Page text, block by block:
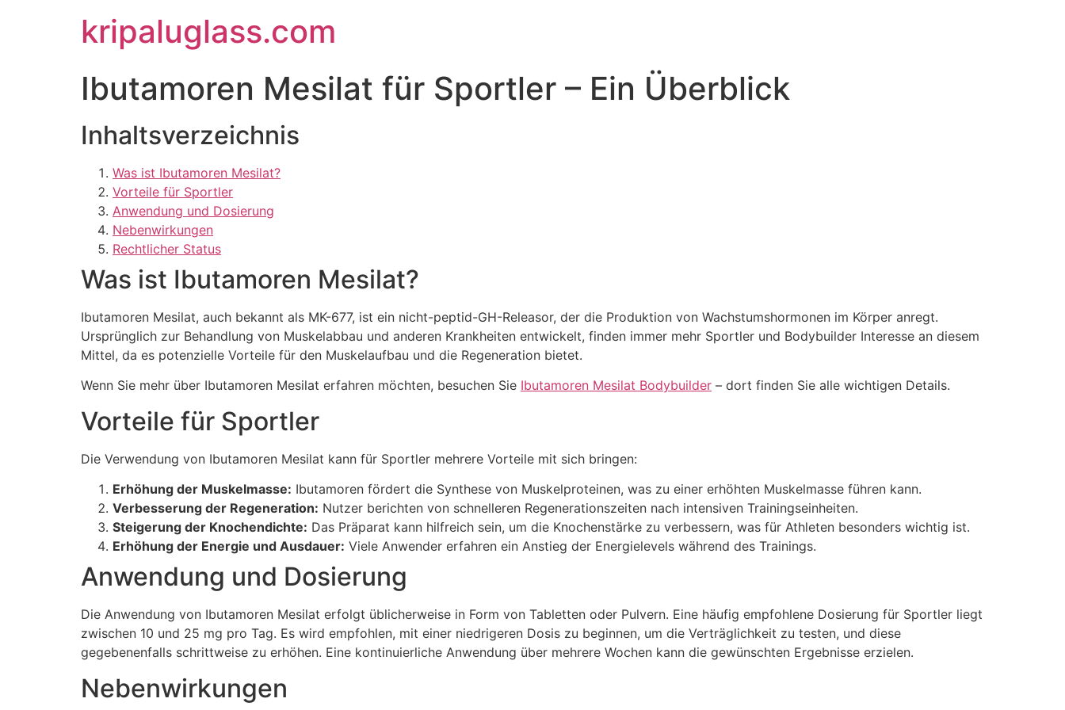
kripaluglass.com
Ibutamoren Mesilat für Sportler – Ein Überblick
Inhaltsverzeichnis
Was ist Ibutamoren Mesilat?
Vorteile für Sportler
Anwendung und Dosierung
Nebenwirkungen
Rechtlicher Status
Was ist Ibutamoren Mesilat?
Ibutamoren Mesilat, auch bekannt als MK-677, ist ein nicht-peptid-GH-Releasor, der die Produktion von Wachstumshormonen im Körper anregt.
Ursprünglich zur Behandlung von Muskelabbau und anderen Krankheiten entwickelt, finden immer mehr Sportler und Bodybuilder Interesse an diesem
Mittel, da es potenzielle Vorteile für den Muskelaufbau und die Regeneration bietet.
Wenn Sie mehr über Ibutamoren Mesilat erfahren möchten, besuchen Sie Ibutamoren Mesilat Bodybuilder – dort finden Sie alle wichtigen Details.
Vorteile für Sportler
Die Verwendung von Ibutamoren Mesilat kann für Sportler mehrere Vorteile mit sich bringen:
Erhöhung der Muskelmasse: Ibutamoren fördert die Synthese von Muskelproteinen, was zu einer erhöhten Muskelmasse führen kann.
Verbesserung der Regeneration: Nutzer berichten von schnelleren Regenerationszeiten nach intensiven Trainingseinheiten.
Steigerung der Knochendichte: Das Präparat kann hilfreich sein, um die Knochenstärke zu verbessern, was für Athleten besonders wichtig ist.
Erhöhung der Energie und Ausdauer: Viele Anwender erfahren ein Anstieg der Energielevels während des Trainings.
Anwendung und Dosierung
Die Anwendung von Ibutamoren Mesilat erfolgt üblicherweise in Form von Tabletten oder Pulvern. Eine häufig empfohlene Dosierung für Sportler liegt
zwischen 10 und 25 mg pro Tag. Es wird empfohlen, mit einer niedrigeren Dosis zu beginnen, um die Verträglichkeit zu testen, und diese
gegebenenfalls schrittweise zu erhöhen. Eine kontinuierliche Anwendung über mehrere Wochen kann die gewünschten Ergebnisse erzielen.
Nebenwirkungen